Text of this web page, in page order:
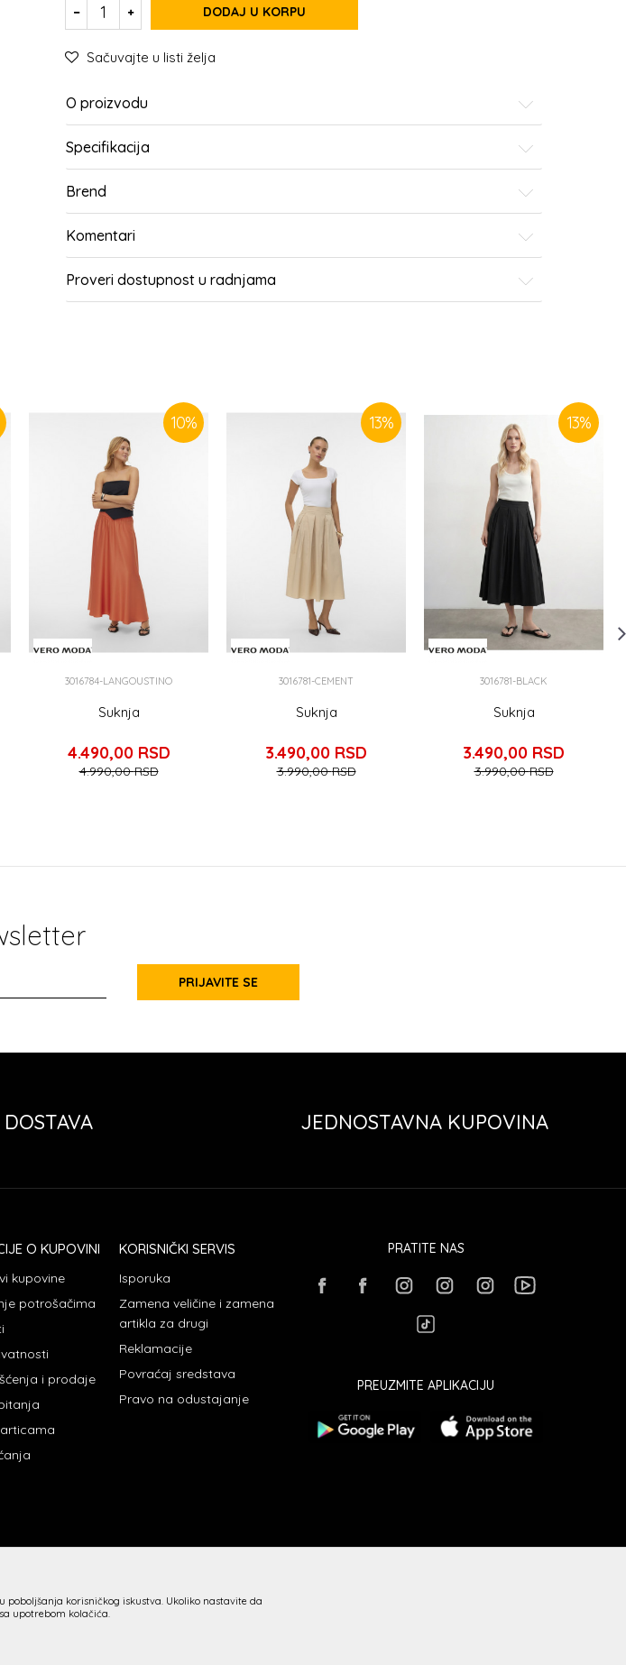
DODAJ U KORPU
Sačuvajte u listi želja
O proizvodu
Specifikacija
Brend
Komentari
Proveri dostupnost u radnjama
10%
3016784-LANGOUSTINO
Suknja
4.490,00 RSD
4.990,00RSD
13%
3016781-CEMENT
Suknja
3.490,00 RSD
3.990,00RSD
13%
3016781-BLACK
Suknja
3.490,00 RSD
3.990,00RSD
PRIJAVITE SE
JEDNOSTAVNA KUPOVINA
O KUPOVINI
kupovine
potrošačima
i prodaje
KORISNIČKI SERVIS
Isporuka
Zamena veličine i zamena
artikla za drugi
Reklamacije
Povraćaj sredstava
Pravo na odustajanje
PRATITE NAS
PREUZMITE APLIKACIJU
poboljšanja korisničkog iskustva. Ukoliko nastavite da
upotrebom kolačića.